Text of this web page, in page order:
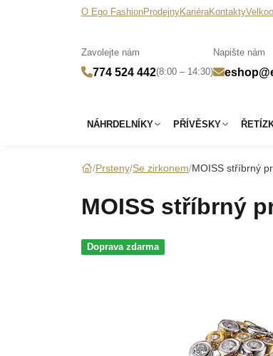
O Ego FashionProdejnyKariéraKontakty
Zavolejte nám
774 524 442(8:00 – 14:30)
Napište nám
NÁHRDELNÍKY PŘÍVĚSKY
Prsteny Se zirkonem MOISS stříbrný
MOISS stříbrný
Doprava zdarma